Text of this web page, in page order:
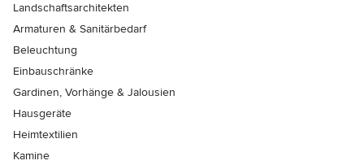
Landschaftsarchitekten
Armaturen & Sanitärbedarf
Beleuchtung
Einbauschränke
Gardinen, Vorhänge & Jalousien
Hausgeräte
Heimtextilien
Kamine